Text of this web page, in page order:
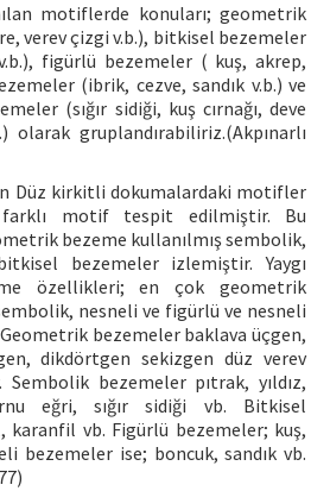
motiflerde konuları; geometrik
verev çizgi v.b.), bitkisel bezemeler
figürlü bezemeler ( kuş, akrep,
(ibrik, cezve, sandık v.b.) ve
(sığır sidiği, kuş cırnağı, deve
gruplandırabiliriz.(Akpınarlı
Düz kirkitli dokumalardaki motifler
farklı motif tespit edilmiştir. Bu
bezeme kullanılmış sembolik,
bezemeler izlemiştir. Yaygı
özellikleri; en çok geometrik
nesneli ve figürlü ve nesneli
bezemeler baklava üçgen,
dikdörtgen sekizgen düz verev
bezemeler pıtrak, yıldız,
eğri, sığır sidiği vb. Bitkisel
karanfil vb. Figürlü bezemeler; kuş,
bezemeler ise; boncuk, sandık vb.